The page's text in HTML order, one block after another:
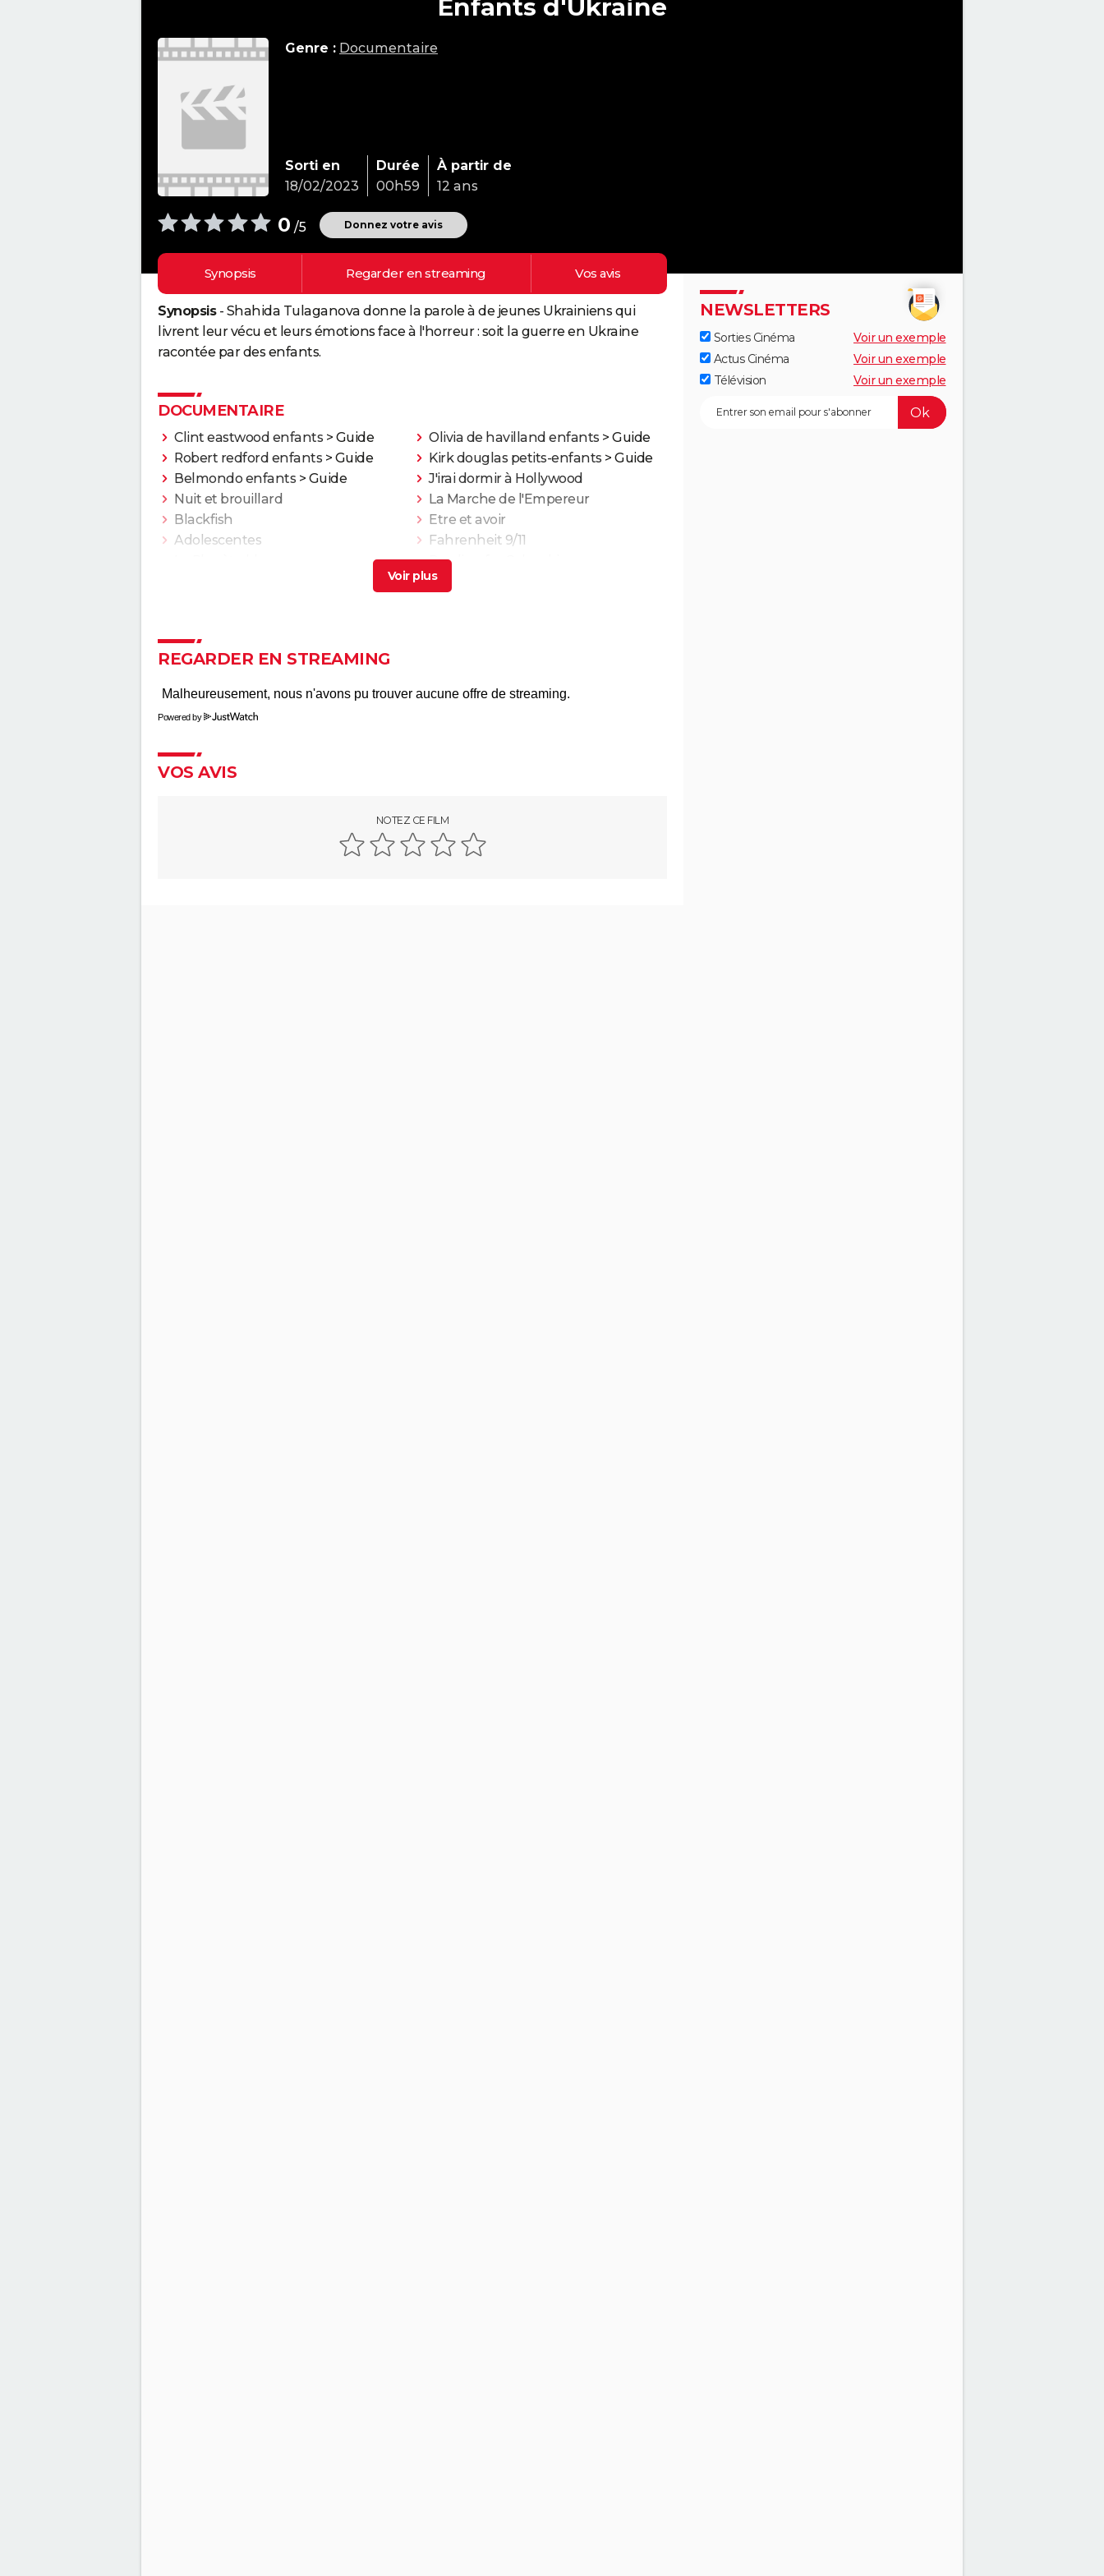
Enfants d'Ukraine
Genre : Documentaire
Sorti en
18/02/2023
Durée
00h59
À partir de
12 ans
0 /5 Donnez votre avis
Synopsis Regarder enstreaming Vosavis
Synopsis- Shahida Tulaganova donne la parole à de jeunes Ukrainiens qui
livrent leur vécu et leurs émotions face à l'horreur : soit la guerre en Ukraine
racontée par des enfants.
DOCUMENTAIRE
Clint eastwood enfants > Guide Olivia de havilland enfants > Guide
Robert redford enfants > Guide Kirk douglas petits-enfants > Guide
Belmondo enfants > Guide
J'irai dormir à Hollywood
Nuit et brouillard
La Marche de l'Empereur
Blackfish
Etre et avoir
Adolescentes
Fahrenheit 9/11
Bowling for Columbine
Une Vérité qui dérange
Salam
Lost in la Mancha
REGARDER EN STREAMING
Powered by
VOS AVIS
NOTEZ CE FILM
NEWSLETTERS
Sorties Cinéma
Voir un exemple
Actus Cinéma
Voir un exemple
Télévision
Voir un exemple